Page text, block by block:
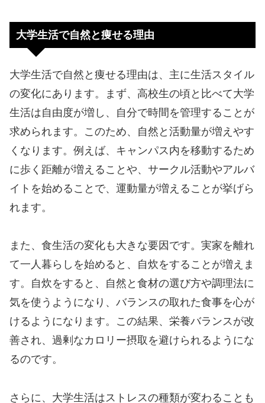
大学生活で自然と痩せる理由
大学生活で自然と痩せる理由は、主に生活スタイル
の変化にあります。まず、高校生の頃と比べて大学
生活は自由度が増し、自分で時間を管理することが
求められます。このため、自然と活動量が増えやす
くなります。例えば、キャンパス内を移動するため
に歩く距離が増えることや、サークル活動やアルバ
イトを始めることで、運動量が増えることが挙げら
れます。
また、食生活の変化も大きな要因です。実家を離れ
て一人暮らしを始めると、自炊をすることが増えま
す。自炊をすると、自然と食材の選び方や調理法に
気を使うようになり、バランスの取れた食事を心が
けるようになります。この結果、栄養バランスが改
善され、過剰なカロリー摂取を避けられるようにな
るのです。
さらに、大学生活はストレスの種類が変わることも